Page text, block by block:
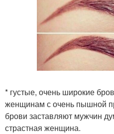
* густые, очень широкие
женщинам с очень пышной
брови заставляют мужчин
страстная женщина.